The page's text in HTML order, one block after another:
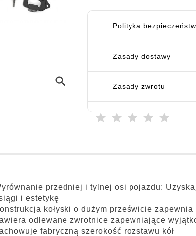
search
Polityka
Zasady dostawy
Zasady zwrotu
przedniej i tylnej osi pojazdu:
i estetykę
kołyski o dużym prześwicie
odlewane zwrotnice zapewniające
fabryczną szerokość rozstawu kół